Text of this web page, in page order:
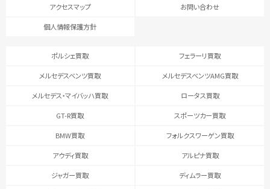
アクセスマップ お問い合わせ
個人情報保護方針
ポルシェ買取 フェラーリ買取
メルセデスベンツ買取 メルセデスベンツAMG買取
メルセデス・マイバッハ買取 ロータス買取
GT-R買取 スポーツカー買取
BMW買取 フォルクスワーゲン買取
アウディ買取 アルピナ買取
ジャガー買取 ディムラー買取